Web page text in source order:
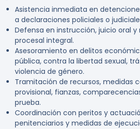
Asistencia inmediata en
a declaraciones policiales o
Defensa en instrucción, juicio oral
procesal integral.
Asesoramiento en delitos
pública, contra la libertad sexual,
violencia de género.
Tramitación de recursos, medidas
provisional, fianzas,
prueba.
Coordinación con peritos y
penitenciarios y medidas de